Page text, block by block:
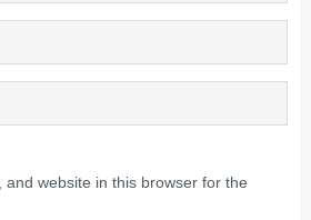
and website in this browser for the